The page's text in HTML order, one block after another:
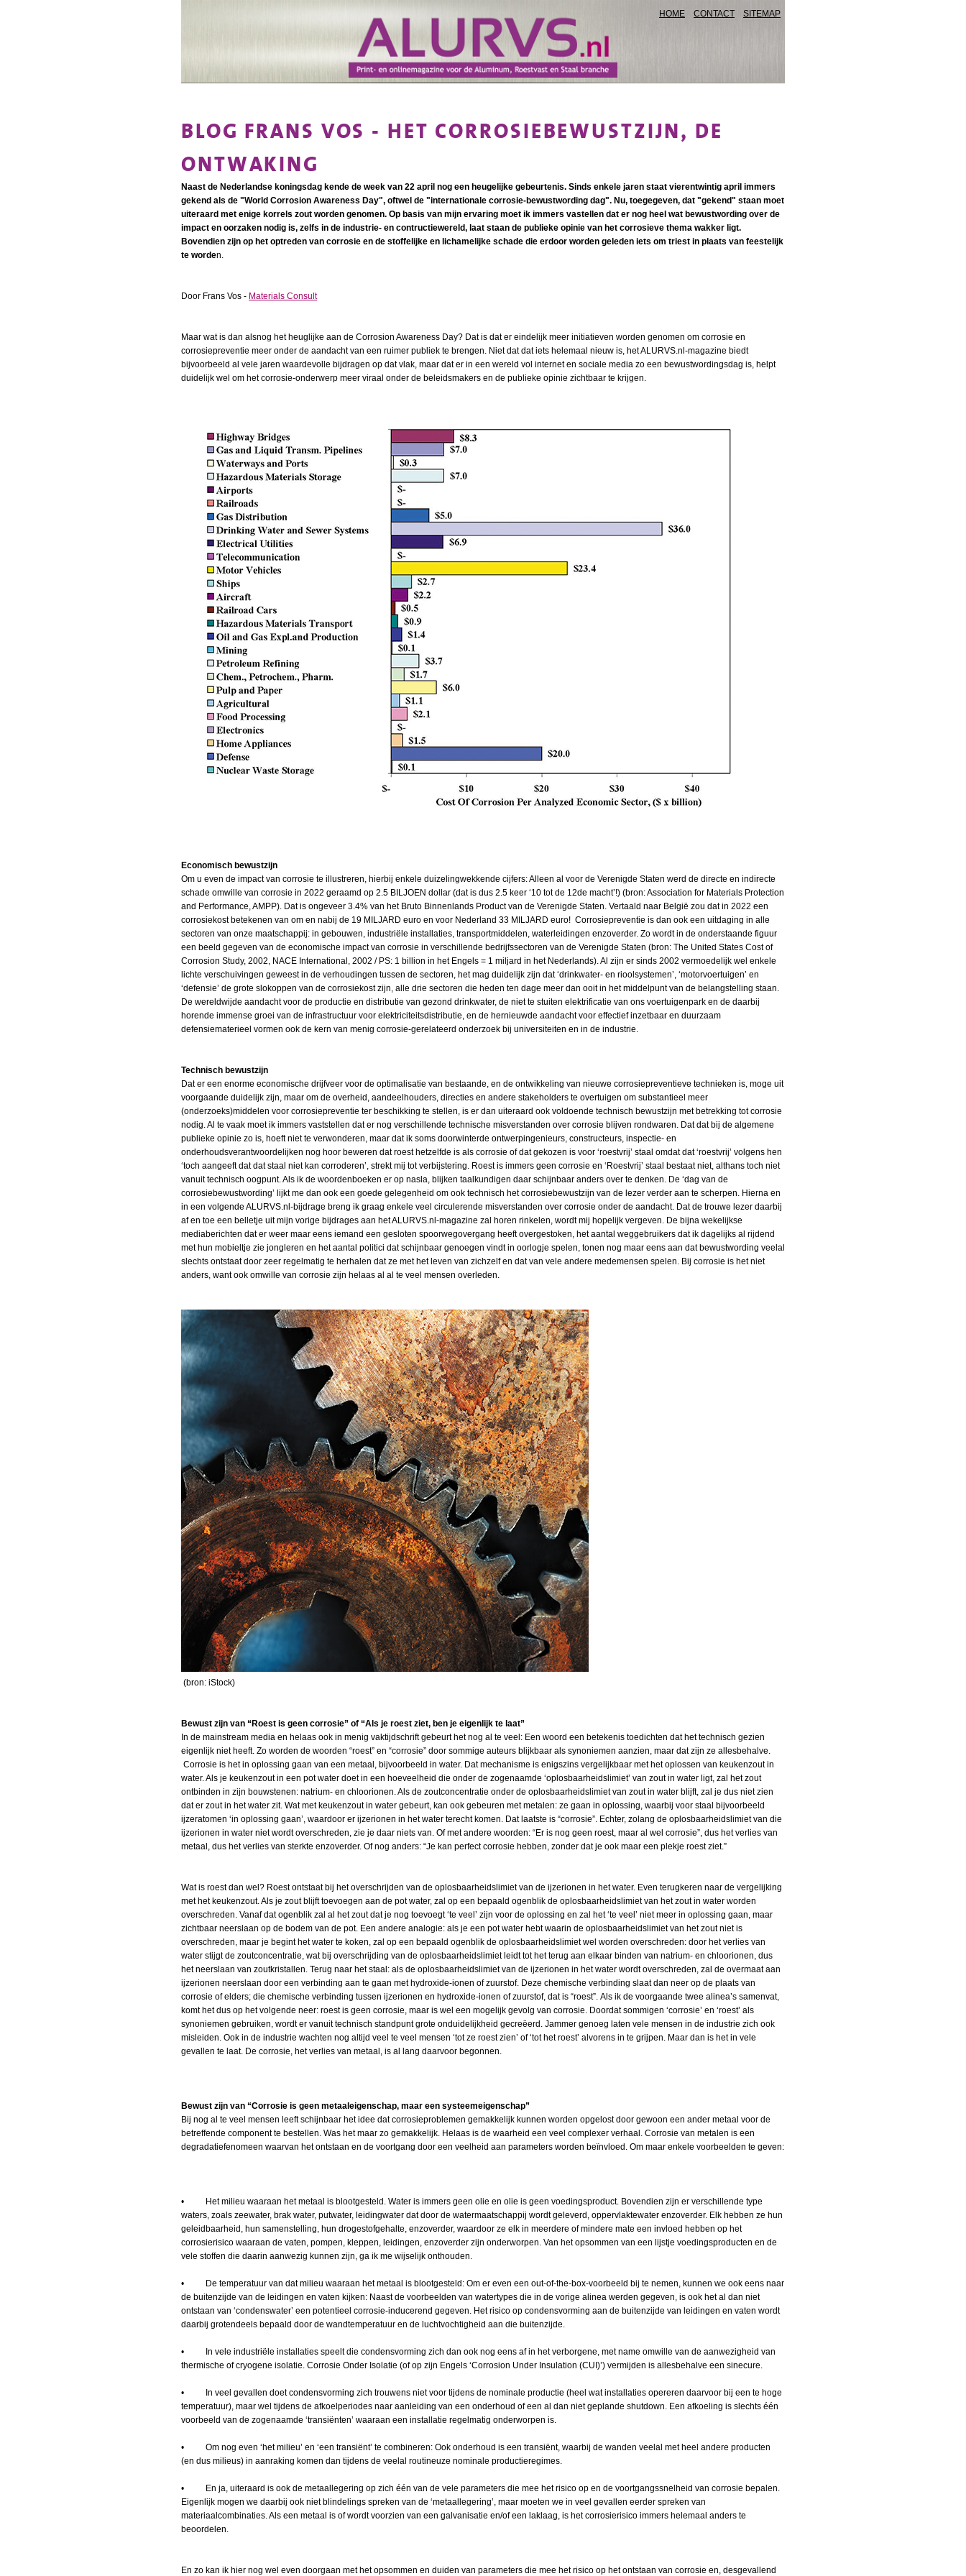
HOME CONTACT SITEMAP
BLOG FRANS VOS - HET CORROSIEBEWUSTZIJN, DE
ONTWAKING
Naast de Nederlandse koningsdag kende de week van 22 april nog een heugelijke gebeurtenis. Sinds enkele jaren staat vierentwintig april immers
gekend als de "World Corrosion Awareness Day", oftwel de "internationale corrosie-bewustwording dag". Nu, toegegeven, dat "gekend" staan moet
uiteraard met enige korrels zout worden genomen. Op basis van mijn ervaring moet ik immers vastellen dat er nog heel wat bewustwording over de
impact en oorzaken nodig is, zelfs in de industrie- en contructiewereld, laat staan de publieke opinie van het corrosieve thema wakker ligt.
Bovendien zijn op het optreden van corrosie en de stoffelijke en lichamelijke schade die erdoor worden geleden iets om triest in plaats van feestelijk
te worden.
Door Frans Vos - Materials Consult
Maar wat is dan alsnog het heuglijke aan de Corrosion Awareness Day? Dat is dat er eindelijk meer initiatieven worden genomen om corrosie en
corrosiepreventie meer onder de aandacht van een ruimer publiek te brengen. Niet dat dat iets helemaal nieuw is, het ALURVS.nl-magazine biedt
bijvoorbeeld al vele jaren waardevolle bijdragen op dat vlak, maar dat er in een wereld vol internet en sociale media zo een bewustwordingsdag is, helpt
duidelijk wel om het corrosie-onderwerp meer viraal onder de beleidsmakers en de publieke opinie zichtbaar te krijgen.
Economisch bewustzijn
Om u even de impact van corrosie te illustreren, hierbij enkele duizelingwekkende cijfers: Alleen al voor de Verenigde Staten werd de directe en indirecte
schade omwille van corrosie in 2022 geraamd op 2.5 BILJOEN dollar (dat is dus 2.5 keer ‘10 tot de 12de macht’!) (bron: Association for Materials Protection
and Performance, AMPP). Dat is ongeveer 3.4% van het Bruto Binnenlands Product van de Verenigde Staten. Vertaald naar België zou dat in 2022 een
corrosiekost betekenen van om en nabij de 19 MILJARD euro en voor Nederland 33 MILJARD euro! Corrosiepreventie is dan ook een uitdaging in alle
sectoren van onze maatschappij: in gebouwen, industriële installaties, transportmiddelen, waterleidingen enzoverder. Zo wordt in de onderstaande figuur
een beeld gegeven van de economische impact van corrosie in verschillende bedrijfssectoren van de Verenigde Staten (bron: The United States Cost of
Corrosion Study, 2002, NACE International, 2002 / PS: 1 billion in het Engels = 1 miljard in het Nederlands). Al zijn er sinds 2002 vermoedelijk wel enkele
lichte verschuivingen geweest in de verhoudingen tussen de sectoren, het mag duidelijk zijn dat ‘drinkwater- en rioolsystemen’, ‘motorvoertuigen’ en
‘defensie’ de grote slokoppen van de corrosiekost zijn, alle drie sectoren die heden ten dage meer dan ooit in het middelpunt van de belangstelling staan.
De wereldwijde aandacht voor de productie en distributie van gezond drinkwater, de niet te stuiten elektrificatie van ons voertuigenpark en de daarbij
horende immense groei van de infrastructuur voor elektriciteitsdistributie, en de hernieuwde aandacht voor effectief inzetbaar en duurzaam
defensiematerieel vormen ook de kern van menig corrosie-gerelateerd onderzoek bij universiteiten en in de industrie.
Technisch bewustzijn
Dat er een enorme economische drijfveer voor de optimalisatie van bestaande, en de ontwikkeling van nieuwe corrosie­preventieve technieken is, moge uit
voorgaande duidelijk zijn, maar om de overheid, aandeelhouders, directies en andere stakeholders te overtuigen om substantieel meer
(onderzoeks)middelen voor corrosiepreventie ter beschikking te stellen, is er dan uiteraard ook voldoende technisch bewustzijn met betrekking tot corrosie
nodig. Al te vaak moet ik immers vaststellen dat er nog verschillende technische misverstanden over corrosie blijven rondwaren. Dat dat bij de algemene
publieke opinie zo is, hoeft niet te verwonderen, maar dat ik soms doorwinterde ontwerpingenieurs, constructeurs, inspectie- en
onderhoudsverantwoordelijken nog hoor beweren dat roest hetzelfde is als corrosie of dat gekozen is voor ‘roestvrij’ staal omdat dat ‘roestvrij’ volgens hen
‘toch aangeeft dat dat staal niet kan corroderen’, strekt mij tot verbijstering. Roest is immers geen corrosie en ‘Roestvrij’ staal bestaat niet, althans toch niet
vanuit technisch oogpunt. Als ik de woordenboeken er op nasla, blijken taalkundigen daar schijnbaar anders over te denken. De ‘dag van de
corrosiebewustwording’ lijkt me dan ook een goede gelegenheid om ook technisch het corrosiebewustzijn van de lezer verder aan te scherpen. Hierna en
in een volgende ALURVS.nl-bijdrage breng ik graag enkele veel circulerende misverstanden over corrosie onder de aandacht. Dat de trouwe lezer daarbij
af en toe een belletje uit mijn vorige bijdrages aan het ALURVS.nl-magazine zal horen rinkelen, wordt mij hopelijk vergeven. De bijna wekelijkse
mediaberichten dat er weer maar eens iemand een gesloten spoorwegovergang heeft overgestoken, het aantal weggebruikers dat ik dagelijks al rijdend
met hun mobieltje zie jongleren en het aantal politici dat schijnbaar genoegen vindt in oorlogje spelen, tonen nog maar eens aan dat bewustwording veelal
slechts ontstaat door zeer regelmatig te herhalen dat ze met het leven van zichzelf en dat van vele andere medemensen spelen. Bij corrosie is het niet
anders, want ook omwille van corrosie zijn helaas al al te veel mensen overleden.
(bron: iStock)
Bewust zijn van “Roest is geen corrosie” of “Als je roest ziet, ben je eigenlijk te laat”
In de mainstream media en helaas ook in menig vaktijdschrift gebeurt het nog al te veel: Een woord een betekenis toedichten dat het technisch gezien
eigenlijk niet heeft. Zo worden de woorden “roest” en “corrosie” door sommige auteurs blijkbaar als synoniemen aanzien, maar dat zijn ze allesbehalve.
Corrosie is het in oplossing gaan van een metaal, bijvoorbeeld in water. Dat mechanisme is enigszins vergelijkbaar met het oplossen van keukenzout in
water. Als je keukenzout in een pot water doet in een hoeveelheid die onder de zogenaamde ‘oplosbaarheidslimiet’ van zout in water ligt, zal het zout
ontbinden in zijn bouwstenen: natrium- en chloorionen. Als de zoutconcentratie onder de oplosbaarheidslimiet van zout in water blijft, zal je dus niet zien
dat er zout in het water zit. Wat met keukenzout in water gebeurt, kan ook gebeuren met metalen: ze gaan in oplossing, waarbij voor staal bijvoorbeeld
ijzeratomen ‘in oplossing gaan’, waardoor er ijzerionen in het water terecht komen. Dat laatste is “corrosie”. Echter, zolang de oplosbaarheidslimiet van die
ijzerionen in water niet wordt overschreden, zie je daar niets van. Of met andere woorden: “Er is nog geen roest, maar al wel corrosie”, dus het verlies van
metaal, dus het verlies van sterkte enzoverder. Of nog anders: “Je kan perfect corrosie hebben, zonder dat je ook maar een plekje roest ziet.”
Wat is roest dan wel? Roest ontstaat bij het overschrijden van de oplosbaarheidslimiet van de ijzerionen in het water. Even terugkeren naar de vergelijking
met het keukenzout. Als je zout blijft toevoegen aan de pot water, zal op een bepaald ogenblik de oplosbaarheidslimiet van het zout in water worden
overschreden. Vanaf dat ogenblik zal al het zout dat je nog toevoegt ‘te veel’ zijn voor de oplossing en zal het ‘te veel’ niet meer in oplossing gaan, maar
zichtbaar neerslaan op de bodem van de pot. Een andere analogie: als je een pot water hebt waarin de oplosbaarheidslimiet van het zout niet is
overschreden, maar je begint het water te koken, zal op een bepaald ogenblik de oplosbaarheidslimiet wel worden overschreden: door het verlies van
water stijgt de zoutconcentratie, wat bij overschrijding van de oplosbaarheidslimiet leidt tot het terug aan elkaar binden van natrium- en chloorionen, dus
het neerslaan van zoutkristallen. Terug naar het staal: als de oplosbaarheidslimiet van de ijzerionen in het water wordt overschreden, zal de overmaat aan
ijzerionen neerslaan door een verbinding aan te gaan met hydroxide-ionen of zuurstof. Deze chemische verbinding slaat dan neer op de plaats van
corrosie of elders; die chemische verbinding tussen ijzerionen en hydroxide-ionen of zuurstof, dat is “roest”. Als ik de voorgaande twee alinea’s samenvat,
komt het dus op het volgende neer: roest is geen corrosie, maar is wel een mogelijk gevolg van corrosie. Doordat sommigen ‘corrosie’ en ‘roest’ als
synoniemen gebruiken, wordt er vanuit technisch standpunt grote onduidelijkheid gecreëerd. Jammer genoeg laten vele mensen in de industrie zich ook
misleiden. Ook in de industrie wachten nog altijd veel te veel mensen ‘tot ze roest zien’ of ‘tot het roest’ alvorens in te grijpen. Maar dan is het in vele
gevallen te laat. De corrosie, het verlies van metaal, is al lang daarvoor begonnen.
Bewust zijn van “Corrosie is geen metaal­eigenschap, maar een systeemeigenschap”
Bij nog al te veel mensen leeft schijnbaar het idee dat corrosieproblemen gemakkelijk kunnen worden opgelost door gewoon een ander metaal voor de
betreffende component te bestellen. Was het maar zo gemakkelijk. Helaas is de waarheid een veel complexer verhaal. Corrosie van metalen is een
degradatiefenomeen waarvan het ontstaan en de voortgang door een veelheid aan parameters worden beïnvloed. Om maar enkele voorbeelden te geven:
• Het milieu waaraan het metaal is blootgesteld. Water is immers geen olie en olie is geen voedingsproduct. Bovendien zijn er verschillende type
waters, zoals zeewater, brak water, putwater, leidingwater dat door de watermaatschappij wordt geleverd, oppervlaktewater enzoverder. Elk hebben ze hun
geleidbaarheid, hun samenstelling, hun drogestofgehalte, enzoverder, waardoor ze elk in meerdere of mindere mate een invloed hebben op het
corrosierisico waaraan de vaten, pompen, kleppen, leidingen, enzoverder zijn onderworpen. Van het opsommen van een lijstje voedingsproducten en de
vele stoffen die daarin aanwezig kunnen zijn, ga ik me wijselijk onthouden.
• De temperatuur van dat milieu waaraan het metaal is blootgesteld: Om er even een out-of-the-box-voorbeeld bij te nemen, kunnen we ook eens naar
de buitenzijde van de leidingen en vaten kijken: Naast de voorbeelden van watertypes die in de vorige alinea werden gegeven, is ook het al dan niet
ontstaan van ‘condenswater’ een potentieel corrosie-inducerend gegeven. Het risico op condensvorming aan de buitenzijde van leidingen en vaten wordt
daarbij grotendeels bepaald door de wandtemperatuur en de luchtvochtigheid aan die buitenzijde.
• In vele industriële installaties speelt die condensvorming zich dan ook nog eens af in het verborgene, met name omwille van de aanwezigheid van
thermische of cryogene isolatie. Corrosie Onder Isolatie (of op zijn Engels ‘Corrosion Under Insulation (CUI)’) vermijden is allesbehalve een sinecure.
• In veel gevallen doet condensvorming zich trouwens niet voor tijdens de nominale productie (heel wat installaties opereren daarvoor bij een te hoge
temperatuur), maar wel tijdens de afkoelperiodes naar aanleiding van een onderhoud of een al dan niet geplande shutdown. Een afkoeling is slechts één
voorbeeld van de zogenaamde ‘transiënten’ waaraan een installatie regelmatig onderworpen is.
• Om nog even ‘het milieu’ en ‘een transiënt’ te combineren: Ook onderhoud is een transiënt, waarbij de wanden veelal met heel andere producten
(en dus milieus) in aanraking komen dan tijdens de veelal routineuze nominale productieregimes.
• En ja, uiteraard is ook de metaallegering op zich één van de vele parameters die mee het risico op en de voortgangssnelheid van corrosie bepalen.
Eigenlijk mogen we daarbij ook niet blindelings spreken van de ‘metaallegering’, maar moeten we in veel gevallen eerder spreken van
materiaalcombinaties. Als een metaal is of wordt voorzien van een galvanisatie en/of een laklaag, is het corrosierisico immers helemaal anders te
beoordelen.
En zo kan ik hier nog wel even doorgaan met het opsommen en duiden van parameters die mee het risico op het ontstaan van corrosie en, desgevallend